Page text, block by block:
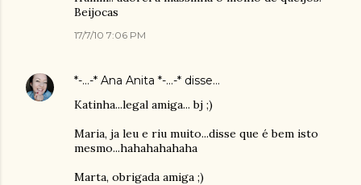
Beijocas
17/7/10 7:06 PM
*-...-* Ana Anita *-...-* disse…
Katinha...legal amiga... bj ;)
Maria, ja leu e riu muito...disse que é bem isto
mesmo...hahahahahaha
Marta, obrigada amiga ;)